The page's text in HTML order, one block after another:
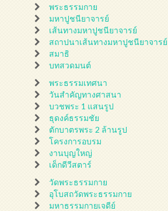
พระธรรมกาย
มหาปูชนียาจารย์
เส้นทางมหาปูชนียาจารย์
สถาปนาเส้นทางมหาปูชนียาจารย์
สมาธิ
บทสวดมนต์
พระธรรมเทศนา
วันสำคัญทางศาสนา
บวชพระ 1 แสนรูป
ธุดงค์ธรรมชัย
ตักบาตรพระ 2 ล้านรูป
โครงการอบรม
งานบุญใหญ่
เด็กดีวีสตาร์
วัดพระธรรมกาย
อุโบสถวัดพระธรรมกาย
มหาธรรมกายเจดีย์